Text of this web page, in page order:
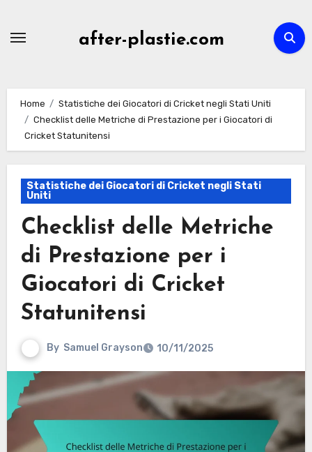
after-plastie.com
Home
Statistiche dei Giocatori di Cricket negli Stati Uniti
Checklist delle Metriche di Prestazione per i Giocatori di
Cricket Statunitensi
Statistiche dei Giocatori di Cricket negli Stati
Uniti
Checklist delle Metriche
di Prestazione per i
Giocatori di Cricket
Statunitensi
By Samuel Grayson 10/11/2025